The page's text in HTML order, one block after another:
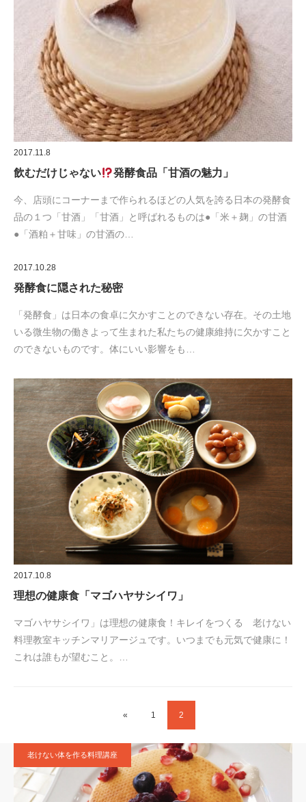
2017.11.8
飲むだけじゃない 発酵食品「甘酒の魅力」
今、店頭にコーナーまで作られるほどの人気を誇る日本の発酵食
品の１つ「甘酒」「甘酒」と呼ばれるものは●「米＋麹」の甘酒
●「酒粕＋甘味」の甘酒の…
2017.10.28
発酵食に隠された秘密
「発酵食」は日本の食卓に欠かすことのできない存在。その土地
いる微生物の働きよって生まれた私たちの健康維持に欠かすこと
のできないものです。体にいい影響をも…
2017.10.8
理想の健康食「マゴハヤサシイワ」
マゴハヤサシイワ」は理想の健康食！キレイをつくる 老けない
料理教室キッチンマリアージュです。いつまでも元気で健康に！
これは誰もが望むこと。…
« 1 2
老けない体を作る料理講座